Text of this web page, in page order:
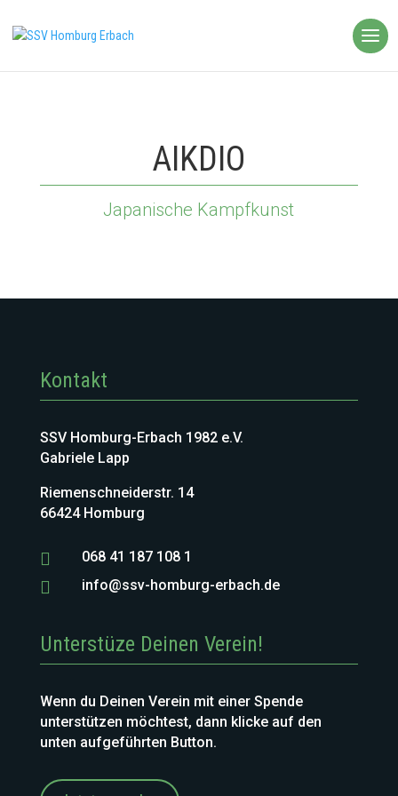
AIKDIO
Japanische Kampfkunst
Kontakt
SSV Homburg-Erbach 1982 e.V.
Gabriele Lapp
Riemenschneiderstr. 14
66424 Homburg
 068 41 187 108 1
 info@ssv-homburg-erbach.de
Unterstüze Deinen Verein!
Wenn du Deinen Verein mit einer Spende
unterstützen möchtest, dann klicke auf den
unten aufgeführten Button.